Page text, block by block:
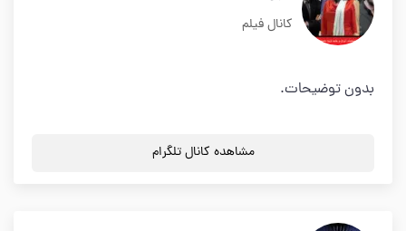
کانال فیلم
بدون توضیحات.
مشاهده کانال تلگرام